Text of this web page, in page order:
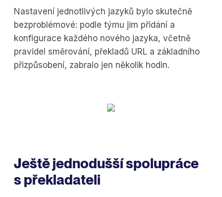
Nastavení jednotlivých jazyků bylo skutečně
bezproblémové: podle týmu jim přidání a
konfigurace každého nového jazyka, včetně
pravidel směrování, překladů URL a základního
přizpůsobení, zabralo jen několik hodin.
Ještě jednodušší spolupráce
s překladateli